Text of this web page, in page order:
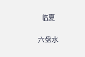
临夏
六盘水